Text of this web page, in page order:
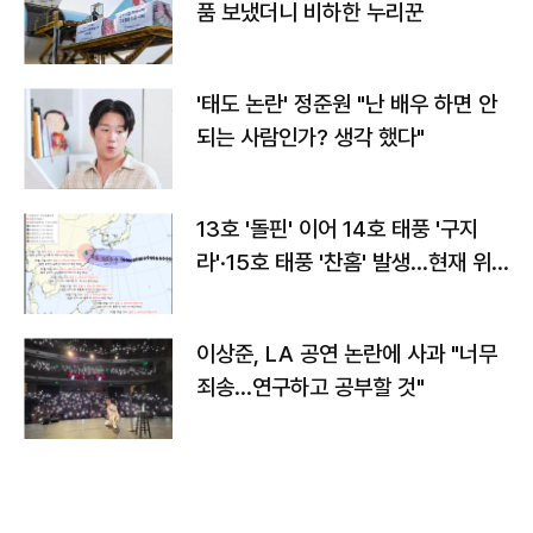
품 보냈더니 비하한 누리꾼
'태도 논란' 정준원 "난 배우 하면 안
되는 사람인가? 생각 했다"
13호 '돌핀' 이어 14호 태풍 '구지
라'·15호 태풍 '찬홈' 발생…현재 위
이상준, LA 공연 논란에 사과 "너무
죄송…연구하고 공부할 것"